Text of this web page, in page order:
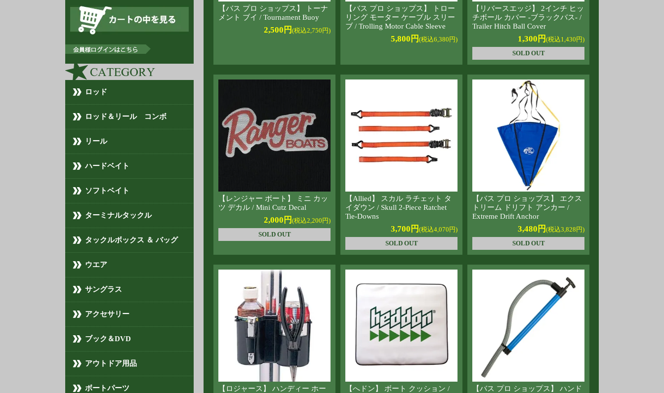
ロッド
ロッド＆リール コンボ
リール
ハードベイト
ソフトベイト
ターミナルタックル
タックルボックス ＆ バッグ
ウエア
サングラス
アクセサリー
ブック＆DVD
アウトドア用品
ボートパーツ
【バス プロ ショップス】 トーナ
メント ブイ / Tournament Buoy
2,500円 (税込2,750円)
【バス プロ ショップス】 トロー
リング モーター ケーブル スリー
ブ / Trolling Motor Cable Sleeve
5,800円 (税込6,380円)
【リバースエッジ】 2インチ ヒッ
チボール カバー -ブラックバス- /
Trailer Hitch Ball Cover
1,300円 (税込1,430円)
SOLD OUT
【レンジャー ボート】 ミニ カッ
ツ デカル / Mini Cutz Decal
2,000円 (税込2,200円)
SOLD OUT
【Allied】 スカル ラチェット タ
イダウン / Skull 2-Piece Ratchet
Tie-Downs
3,700円 (税込4,070円)
SOLD OUT
【バス プロ ショップス】 エクス
トリーム ドリフト アンカー /
Extreme Drift Anchor
3,480円 (税込3,828円)
SOLD OUT
【ロジャース】 ハンディー ホー
【へドン】 ボート クッション /
【バス プロ ショップス】 ハンド